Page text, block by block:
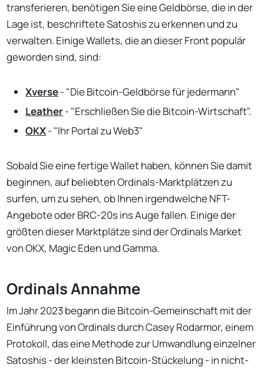
transferieren, benötigen Sie eine Geldbörse, die in der
Lage ist, beschriftete Satoshis zu erkennen und zu
verwalten. Einige Wallets, die an dieser Front populär
geworden sind, sind:
Xverse- "Die Bitcoin-Geldbörse für jedermann"
Leather- "Erschließen Sie die Bitcoin-Wirtschaft".
OKX- "Ihr Portal zu Web3"
Sobald Sie eine fertige Wallet haben, können Sie damit
beginnen, auf beliebten Ordinals-Marktplätzen zu
surfen, um zu sehen, ob Ihnen irgendwelche NFT-
Angebote oder BRC-20s ins Auge fallen. Einige der
größten dieser Marktplätze sind der Ordinals Market
von OKX, Magic Eden und Gamma.
Ordinals Annahme
Im Jahr 2023 begann die Bitcoin-Gemeinschaft mit der
Einführung von Ordinals durch Casey Rodarmor, einem
Protokoll, das eine Methode zur Umwandlung einzelner
Satoshis - der kleinsten Bitcoin-Stückelung - in nicht-